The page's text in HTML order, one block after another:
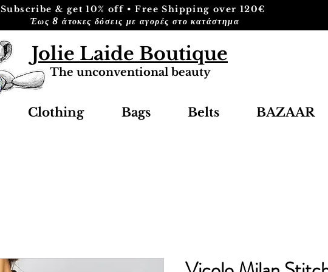
Subscribe & get 10% off • Free Shipping over 120€
Έως 8 άτοκες δόσεις με αγορές στο κατάστημα
Jolie Laide Boutique
The unconventional beauty
Clothing Bags Belts BAZAAR